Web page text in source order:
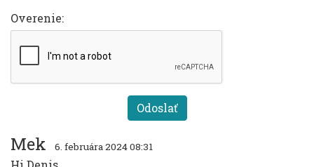
Overenie:
Mek 6. februára 2024 08:31